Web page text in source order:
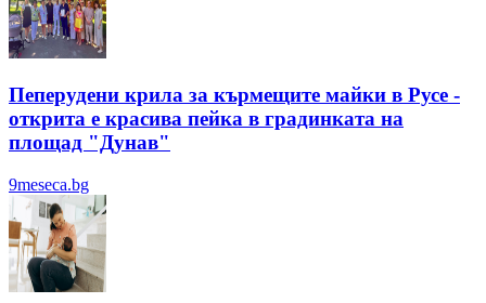
Пеперудени крила за кърмещите майки в Русе -
открита е красива пейка в градинката на
площад "Дунав"
9meseca.bg